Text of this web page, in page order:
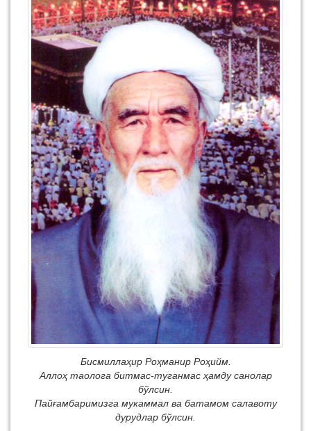
Бисмиллаҳир Роҳманир Роҳийм.
Аллоҳ таолога битмас-туганмас ҳамду санолар
бўлсин.
Пайғамбаримизга мукаммал ва батамом салавоту
дурудлар бўлсин.